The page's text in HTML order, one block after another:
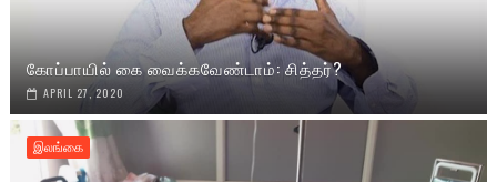
கோப்பாயில் கை வைக்கவேண்டாம்: சித்தர்?
APRIL 27, 2020
இலங்கை